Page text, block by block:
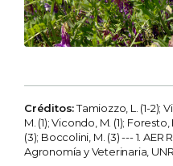
Créditos:Tamiozzo, L. (1-2);
M. (1); Vicondo, M. (1);
(3); Boccolini, M. (3) --- 1. AER
Agronomía y Veterinaria,